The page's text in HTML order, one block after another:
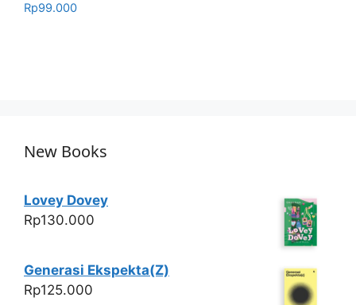
Rp99.000
New Books
Lovey Dovey
Rp130.000
Generasi Ekspekta(Z)
Rp125.000